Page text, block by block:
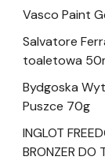
Vasco Paint
Salvatore
toaletowa
Bydgoska
Puszce 70g
INGLOT
BRONZER DO